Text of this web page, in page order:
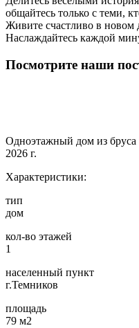
общайтесь только с теми,
Живите счастливо в новом
Наслаждайтесь каждой
Посмотрите наши
Одноэтажный дом из бруса
2026 г.
Характеристики:
тип
дом
кол-во этажей
1
населенный пункт
г.Темников
площадь
79 м2